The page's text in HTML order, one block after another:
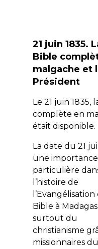
21 juin 1835.
Bible
malgache et
Président
Le 21 juin 1835,
complète en
était disponible.
La date du 21
une importance
particulière
l’histoire de
Bible à
surtout du
christianisme
missionnaires du